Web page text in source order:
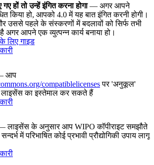
हों तो उन्हें इंगित करना होगा— अगर आपने
किया हो, आपको 4.0 में यह बात इंगित करनी होगी।
उससे पहले के संस्करणों में बदलावों को सिर्फ तभी
अगर आपने एक व्युत्पन्न कार्य बनाया हो।
लिए गाइड
आप
compatiblelicensesपर 'अनुकूल'
लाइसेंस का इस्तेमाल कर सकते हैं
लाइसेंस के अनुसार आप WIPO कॉपीराइट समझौते
में परिभाषित कोई प्रभावी प्रौद्योगिकी उपाय लागू